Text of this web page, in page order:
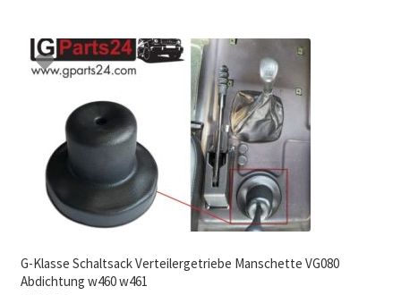
G-Klasse Schaltsack Verteilergetriebe Manschette VG080
Abdichtung w460 w461